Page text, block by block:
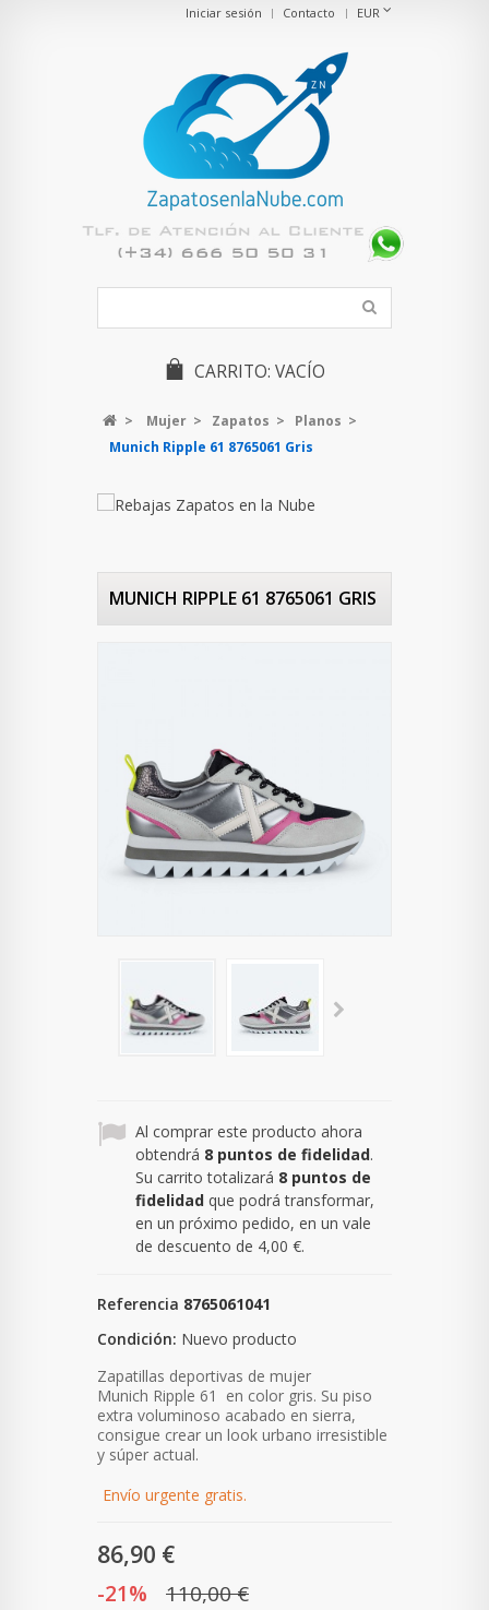
EUR
Contacto
Iniciar sesión
CARRITO: VACÍO
> Mujer > Zapatos > Planos >
Munich Ripple 61 8765061 Gris
MUNICH RIPPLE 61 8765061 GRIS
Al comprar este producto ahora
obtendrá 8 puntos de fidelidad.
Su carrito totalizará 8 puntos de
fidelidad que podrá transformar,
en un próximo pedido, en un vale
de descuento de 4,00 €.
Referencia 8765061041
Condición: Nuevo producto
Zapatillas deportivas de mujer
Munich Ripple 61 en color gris. Su piso
extra voluminoso acabado en sierra,
consigue crear un look urbano irresistible
y súper actual.
Envío urgente gratis.
86,90 €
-21% 110,00 €